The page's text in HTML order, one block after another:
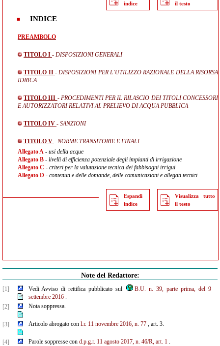
indice
il testo
INDICE
PREAMBOLO
TITOLO I - DISPOSIZIONI GENERALI
TITOLO II- DISPOSIZIONI PER L'UTILIZZO RAZIONALE DELLA RISORSA
IDRICA
TITOLO III - PROCEDIMENTI PER IL RILASCIO DEI TITOLI CONCESSORI
E AUTORIZZATORI RELATIVI AL PRELIEVO DI ACQUA PUBBLICA
TITOLO IV - SANZIONI
TITOLO V - NORME TRANSITORIE E FINALI
Allegato A - usi della acque
Allegato B - livelli di efficienza potenziale degli impianti di irrigazione
Allegato C - criteri per la valutazione tecnica dei fabbisogni irrigui
Allegato D - contenuti e delle domande, delle comunicazioni e allegati tecnici
Espandi
indice
Visualizza tutto
il testo
Note del Redattore:
[1] Vedi Avviso di rettifica pubblicato sul
B.U. n. 39, parte prima, del 9
settembre 2016.
[2]
Nota soppressa.
[3] Articolo abrogato con l.r. 11 novembre 2016, n. 77, art. 3.
[4] Parole soppresse con d.p.g.r. 11 agosto 2017, n. 46/R, art. 1.